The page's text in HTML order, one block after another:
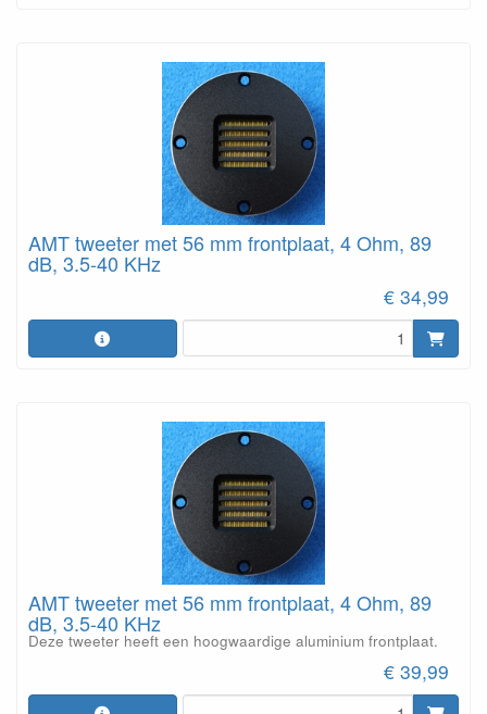
AMT tweeter met 56 mm frontplaat, 4 Ohm, 89
dB, 3.5-40 KHz
€ 34,99
AMT tweeter met 56 mm frontplaat, 4 Ohm, 89
dB, 3.5-40 KHz
Deze tweeter heeft een hoogwaardige aluminium frontplaat.
€ 39,99